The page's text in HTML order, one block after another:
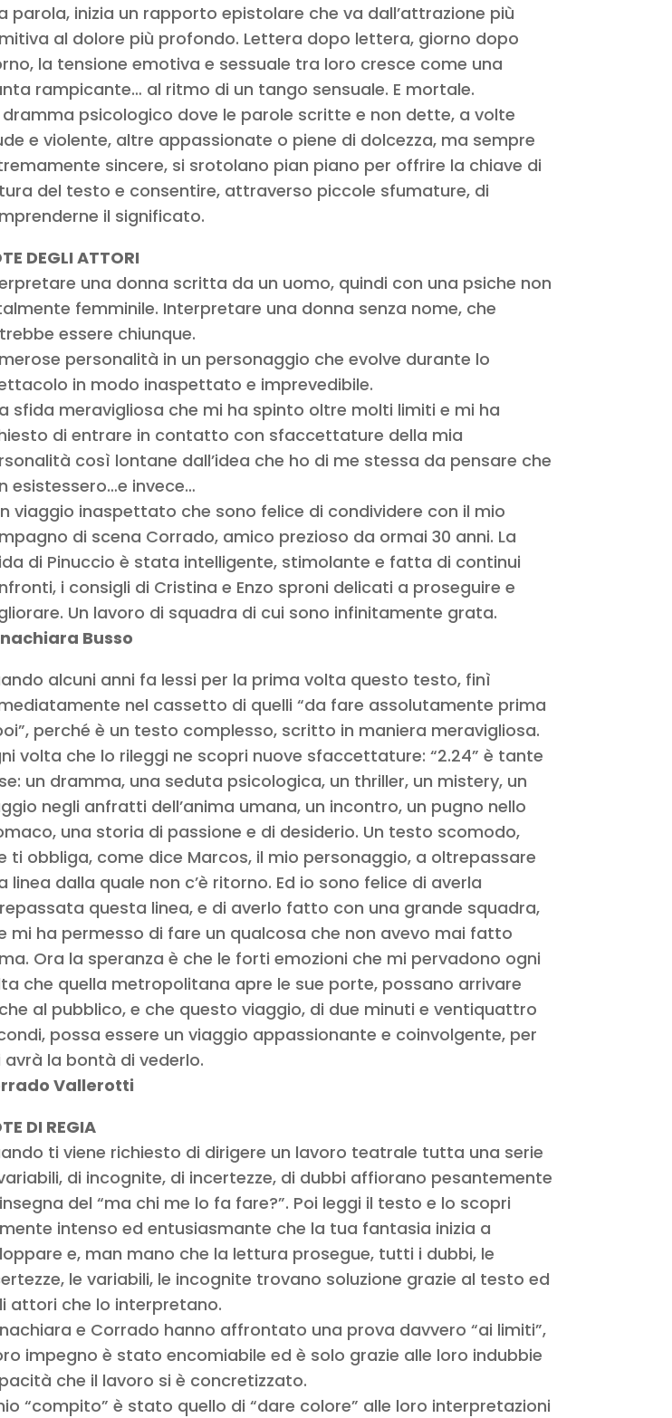
parola, inizia un rapporto epistolare che va dall’attrazione più
al dolore più profondo. Lettera dopo lettera, giorno dopo
la tensione emotiva e sessuale tra loro cresce come una
rampicante… al ritmo di un tango sensuale. E mortale.
dramma psicologico dove le parole scritte e non dette, a volte
e violente, altre appassionate o piene di dolcezza, ma sempre
sincere, si srotolano pian piano per offrire la chiave di
del testo e consentire, attraverso piccole sfumature, di
il significato.
DEGLI ATTORI
una donna scritta da un uomo, quindi con una psiche non
femminile. Interpretare una donna senza nome, che
essere chiunque.
personalità in un personaggio che evolve durante lo
in modo inaspettato e imprevedibile.
sfida meravigliosa che mi ha spinto oltre molti limiti e mi ha
di entrare in contatto con sfaccettature della mia
così lontane dall’idea che ho di me stessa da pensare che
esistessero…e invece…
viaggio inaspettato che sono felice di condividere con il mio
di scena Corrado, amico prezioso da ormai 30 anni. La
di Pinuccio è stata intelligente, stimolante e fatta di continui
i consigli di Cristina e Enzo sproni delicati a proseguire e
Un lavoro di squadra di cui sono infinitamente grata.
Busso
alcuni anni fa lessi per la prima volta questo testo, finì
nel cassetto di quelli “da fare assolutamente prima
perché è un testo complesso, scritto in maniera meravigliosa.
volta che lo rileggi ne scopri nuove sfaccettature: “2.24” è tante
un dramma, una seduta psicologica, un thriller, un mistery, un
negli anfratti dell’anima umana, un incontro, un pugno nello
una storia di passione e di desiderio. Un testo scomodo,
ti obbliga, come dice Marcos, il mio personaggio, a oltrepassare
linea dalla quale non c’è ritorno. Ed io sono felice di averla
questa linea, e di averlo fatto con una grande squadra,
mi ha permesso di fare un qualcosa che non avevo mai fatto
Ora la speranza è che le forti emozioni che mi pervadono ogni
che quella metropolitana apre le sue porte, possano arrivare
al pubblico, e che questo viaggio, di due minuti e ventiquattro
possa essere un viaggio appassionante e coinvolgente, per
avrà la bontà di vederlo.
Vallerotti
DI REGIA
ti viene richiesto di dirigere un lavoro teatrale tutta una serie
di incognite, di incertezze, di dubbi affiorano pesantemente
del “ma chi me lo fa fare?”. Poi leggi il testo e lo scopri
intenso ed entusiasmante che la tua fantasia inizia a
e, man mano che la lettura prosegue, tutti i dubbi, le
le variabili, le incognite trovano soluzione grazie al testo ed
attori che lo interpretano.
e Corrado hanno affrontato una prova davvero “ai limiti”,
impegno è stato encomiabile ed è solo grazie alle loro indubbie
che il lavoro si è concretizzato.
“compito” è stato quello di “dare colore” alle loro interpretazioni